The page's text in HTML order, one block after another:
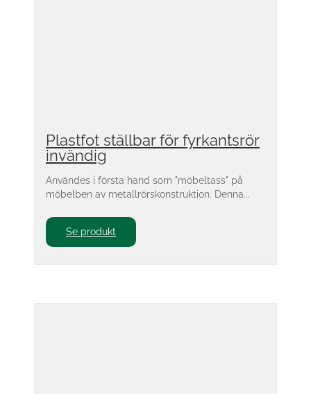
Plastfot ställbar för fyrkantsrör
invändig
Användes i första hand som "möbeltass" på
möbelben av metallrörskonstruktion. Denna...
Se produkt